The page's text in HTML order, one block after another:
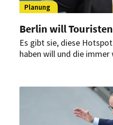
Planung
Berlin will
Es gibt sie, diese
haben will und die
Tor, möchte Franziska